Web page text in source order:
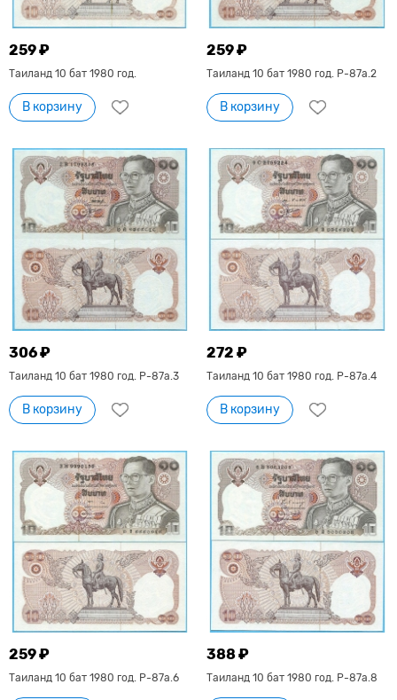
259 ₽
Таиланд 10 бат 1980 год.
В корзину
259 ₽
Таиланд 10 бат 1980 год. P-87a.2
В корзину
306 ₽
Таиланд 10 бат 1980 год. P-87a.3
В корзину
272 ₽
Таиланд 10 бат 1980 год. P-87a.4
В корзину
259 ₽
Таиланд 10 бат 1980 год. P-87a.6
388 ₽
Таиланд 10 бат 1980 год. P-87a.8